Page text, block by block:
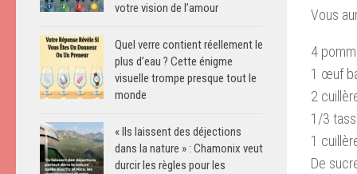
Vous
4
1 œuf
2
1/3
1
De
votre vision de l’amour
Quel verre contient réellement le
plus d’eau ? Cette énigme
visuelle trompe presque tout le
monde
« Ils laissent des déjections
dans la nature » : Chamonix veut
durcir les règles pour les